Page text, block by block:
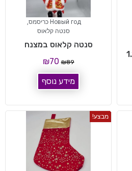
Новый год כריסמס
,
סנטה קלאוס
סנטה קלאוס במצנח
₪89
₪70
מידע נוסף
מבצע!